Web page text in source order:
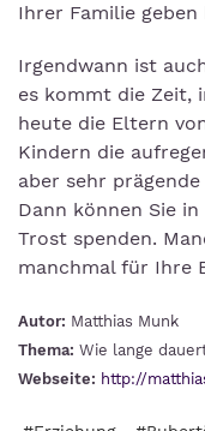
Ihrer Familie geben
Irgendwann ist
es kommt die Zeit,
heute die Eltern
Kindern die
aber sehr
Dann können Sie
Trost spenden.
manchmal für Ihre
Autor: Matthias Munk
Thema: Wie lange
Webseite: http://